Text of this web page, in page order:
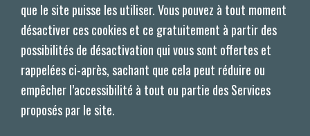
que le site puisse les utiliser. Vous pouvez à tout moment
désactiver ces cookies et ce gratuitement à partir des
possibilités de désactivation qui vous sont offertes et
rappelées ci-après, sachant que cela peut réduire ou
empêcher l’accessibilité à tout ou partie des Services
proposés par le site.